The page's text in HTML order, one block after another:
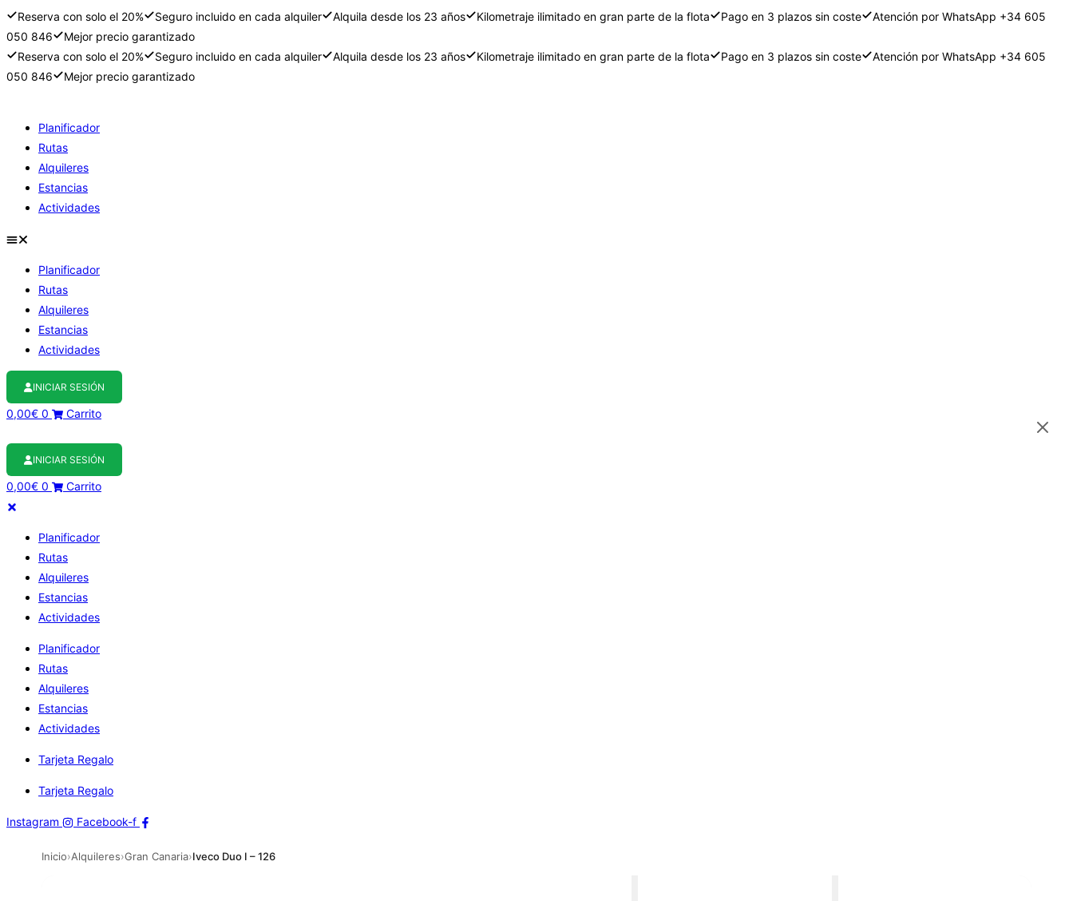
Reserva con solo el 20% Seguro incluido en cada alquiler Alquila desde los 23 años Kilometraje ilimitado en gran parte de la flota Pago en 3 plazos sin coste
Atención por WhatsApp +34 605
050 846
Mejor precio garantizado
Reserva con solo el 20%
Seguro incluido en cada alquiler Alquila desde los 23 años Kilometraje ilimitado en gran parte de la flota Pago en 3 plazos sin coste
Atención por WhatsApp +34 605
050 846
Mejor precio garantizado
contenido
Planificador
Rutas
Alquileres
Estancias
Actividades
Planificador
Rutas
Alquileres
Estancias
Actividades
INICIAR SESIÓN
0,00€ 0 Carrito
INICIAR SESIÓN
0,00€ 0 Carrito
Planificador
Rutas
Alquileres
Estancias
Actividades
Planificador
Rutas
Alquileres
Estancias
Actividades
Tarjeta Regalo
Tarjeta Regalo
Instagram Facebook-f
Inicio›Alquileres›Gran Canaria›Iveco Duo I – 126